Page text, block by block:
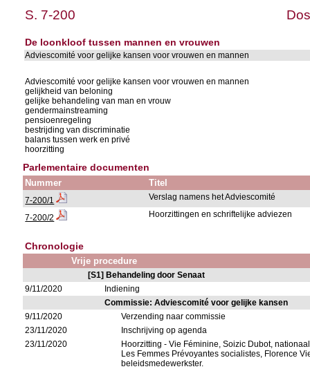
S. 7-200
De loonkloof tussen mannen en vrouwen
Adviescomité voor gelijke kansen voor vrouwen en mannen
Adviescomité voor gelijke kansen voor vrouwen en mannen
gelijkheid van beloning
gelijke behandeling van man en vrouw
gendermainstreaming
pensioenregeling
bestrijding van discriminatie
balans tussen werk en privé
hoorzitting
Parlementaire documenten
Nummer Titel
7-200/1 Verslag namens het Adviescomité
7-200/2 Hoorzittingen en schriftelijke adviezen
Chronologie
Vrije procedure
[S1] Behandeling door Senaat
9/11/2020
Indiening
Commissie: Adviescomité voor gelijke kansen
9/11/2020
Verzending naar commissie
23/11/2020
Inschrijving op agenda
23/11/2020
Hoorzitting - Vie Féminine, Soizic Dubot,
Les Femmes Prévoyantes socialistes, Florence
beleidsmedewerkster.